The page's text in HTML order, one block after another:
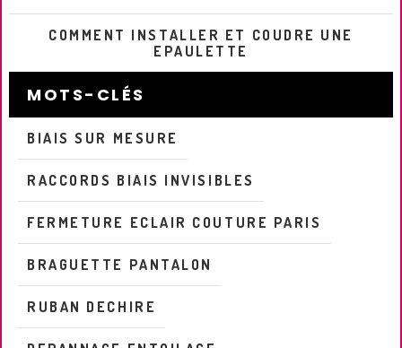
COMMENT INSTALLER ET COUDRE UNE
EPAULETTE
MOTS-CLÉS
BIAIS SUR MESURE
RACCORDS BIAIS INVISIBLES
FERMETURE ECLAIR COUTURE PARIS
BRAGUETTE PANTALON
RUBAN DECHIRE